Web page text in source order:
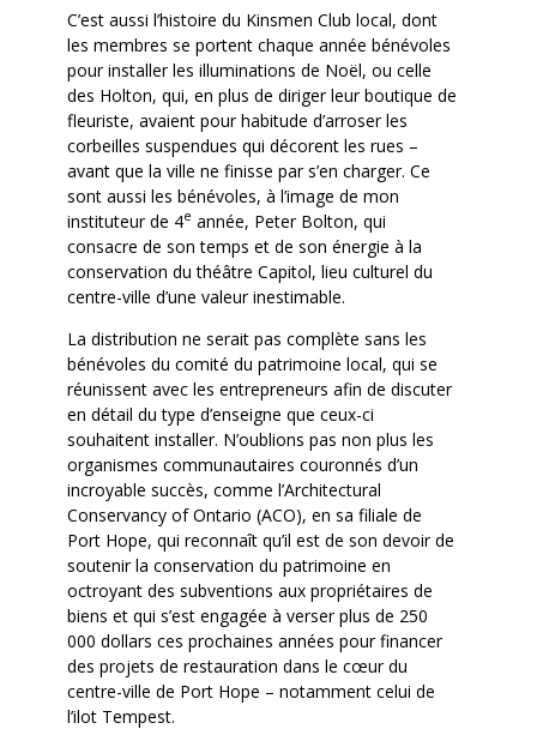
C’est aussi l’histoire du Kinsmen Club local, dont
les membres se portent chaque année bénévoles
pour installer les illuminations de Noël, ou celle
des Holton, qui, en plus de diriger leur boutique de
fleuriste, avaient pour habitude d’arroser les
corbeilles suspendues qui décorent les rues –
avant que la ville ne finisse par s’en charger. Ce
sont aussi les bénévoles, à l’image de mon
instituteur de 4e année, Peter Bolton, qui
consacre de son temps et de son énergie à la
conservation du théâtre Capitol, lieu culturel du
centre-ville d’une valeur inestimable.
La distribution ne serait pas complète sans les
bénévoles du comité du patrimoine local, qui se
réunissent avec les entrepreneurs afin de discuter
en détail du type d’enseigne que ceux-ci
souhaitent installer. N’oublions pas non plus les
organismes communautaires couronnés d’un
incroyable succès, comme l’Architectural
Conservancy of Ontario (ACO), en sa filiale de
Port Hope, qui reconnaît qu’il est de son devoir de
soutenir la conservation du patrimoine en
octroyant des subventions aux propriétaires de
biens et qui s’est engagée à verser plus de 250
000 dollars ces prochaines années pour financer
des projets de restauration dans le cœur du
centre-ville de Port Hope – notamment celui de
l’ilot Tempest.